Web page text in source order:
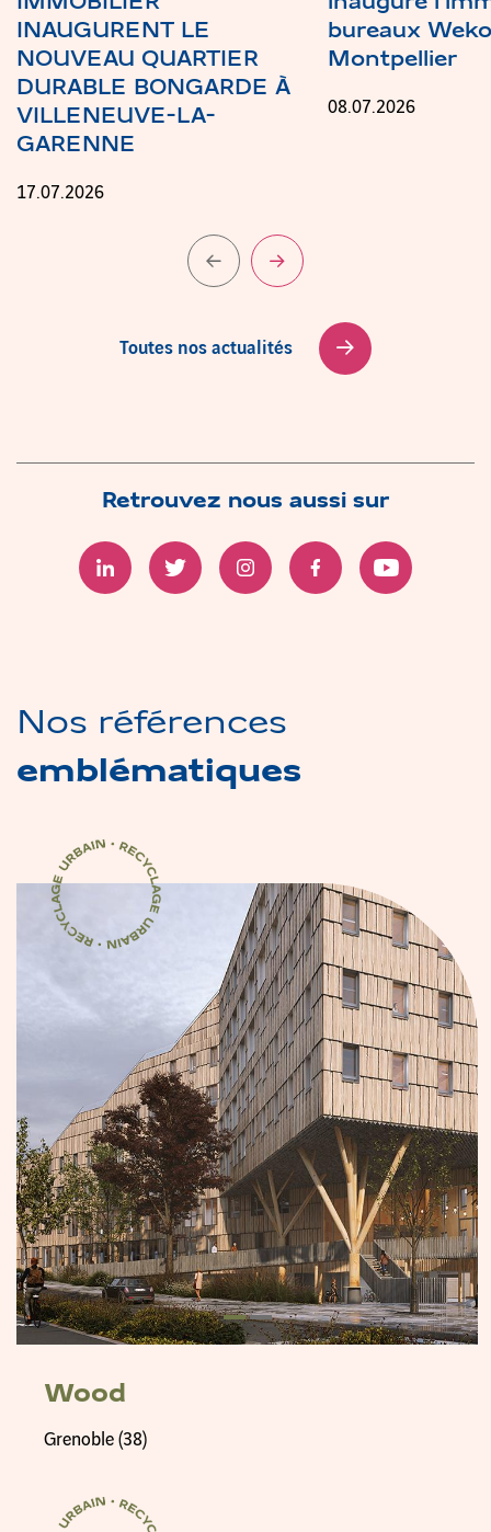
INAUGURENT LE
NOUVEAU QUARTIER
DURABLE BONGARDE À
VILLENEUVE-LA-
GARENNE
17.07.2026
bureaux
Montpellier
08.07.2026
Diapositive précédenteDiapositive suivante
Toutes nos actualités
Retrouvez nous aussi sur
Aller sur LinkedinAller sur TwitterAller sur Instagram
Aller sur Facebook
Aller sur
Nos références
emblématiques
Certification Recyclage Urbain
Wood
Grenoble (38)